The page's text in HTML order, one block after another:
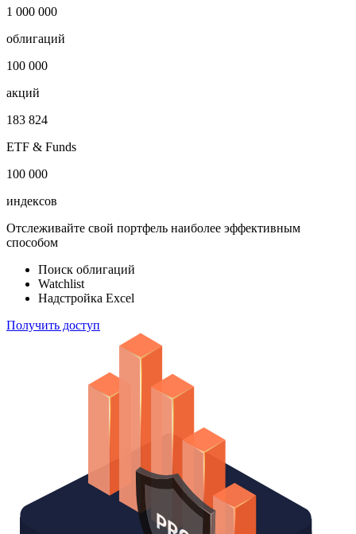
1 000 000
облигаций
100 000
акций
183 824
ETF & Funds
100 000
индексов
Отслеживайте свой портфель наиболее эффективным
способом
Поиск облигаций
Watchlist
Надстройка Excel
Получить доступ